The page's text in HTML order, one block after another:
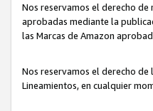
Nos reservamos el derecho de
aprobadas mediante la
las Marcas de Amazon
Nos reservamos el derecho
Lineamientos, en cualquier